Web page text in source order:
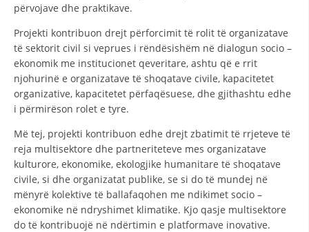
përvojave dhe praktikave.
Projekti kontribuon drejt përforcimit të rolit të organizatave
të sektorit civil si veprues i rëndësishëm në dialogun socio –
ekonomik me institucionet qeveritare, ashtu që e rrit
njohurinë e organizatave të shoqatave civile, kapacitetet
organizative, kapacitetet përfaqësuese, dhe gjithashtu edhe
i përmirëson rolet e tyre.
Më tej, projekti kontribuon edhe drejt zbatimit të rrjeteve të
reja multisektore dhe partneriteteve mes organizatave
kulturore, ekonomike, ekologjike humanitare të shoqatave
civile, si dhe organizatat publike, se si do të mundej në
mënyrë kolektive të ballafaqohen me ndikimet socio –
ekonomike në ndryshimet klimatike. Kjo qasje multisektore
do të kontribuojë në ndërtimin e platformave inovative.